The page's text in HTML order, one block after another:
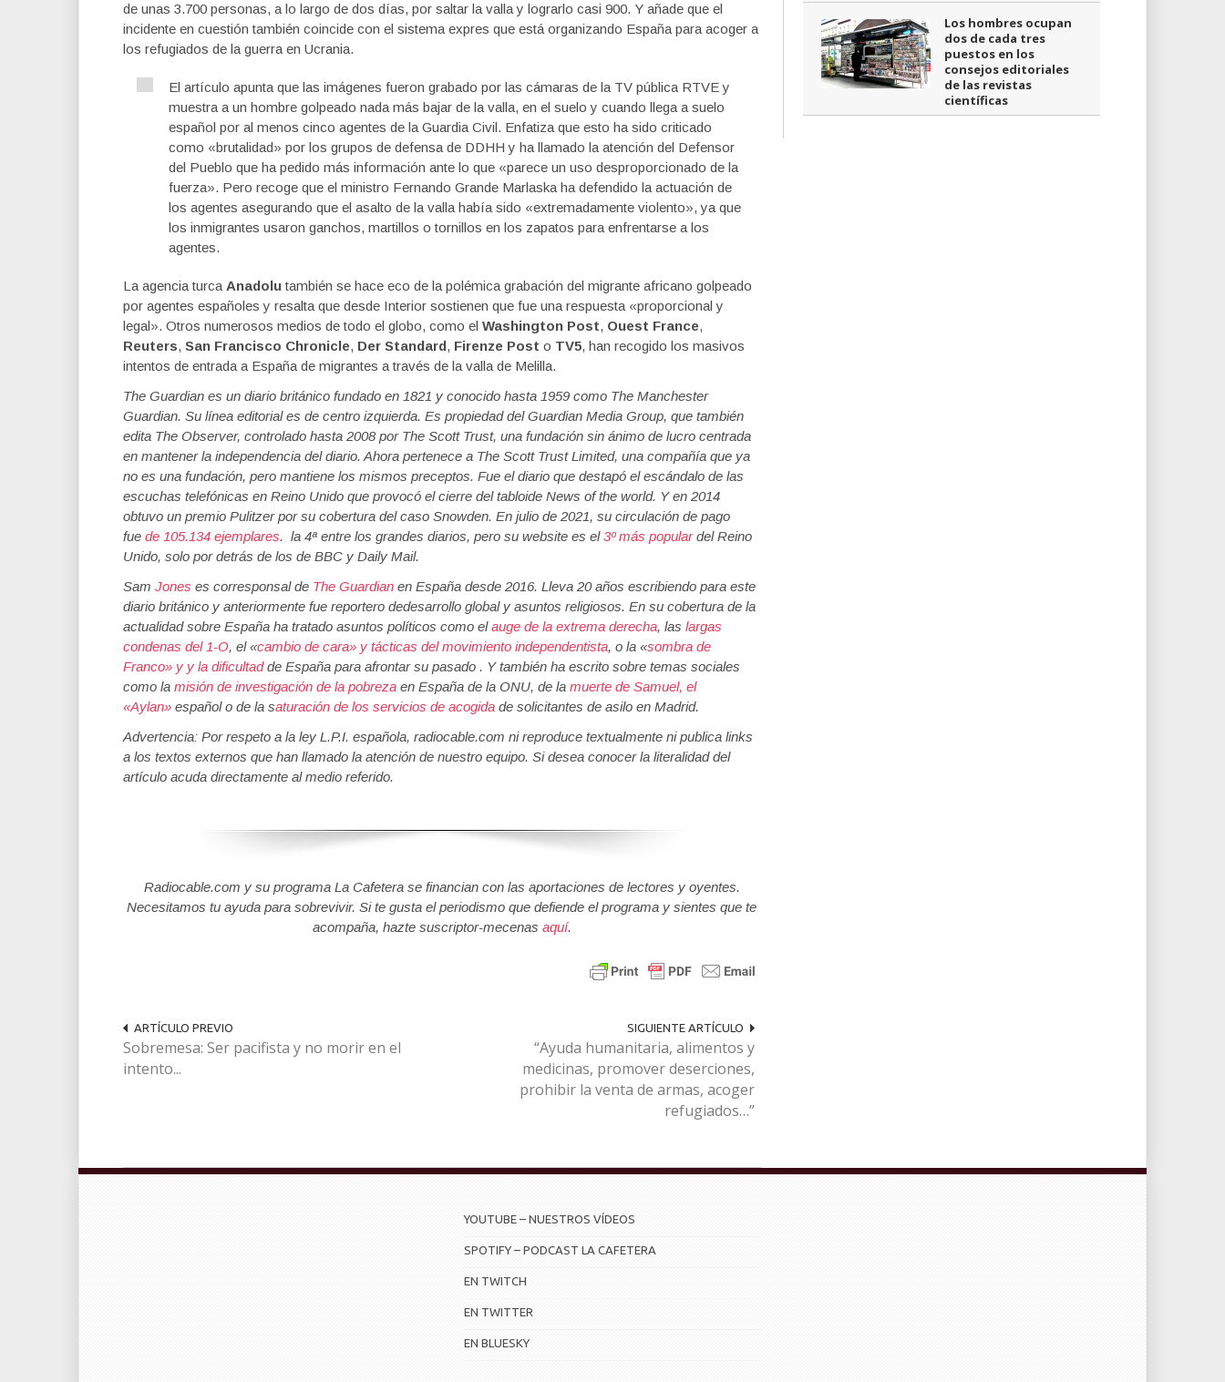
de unas 3.700 personas, a lo largo de dos días, por saltar la valla y lograrlo casi 900. Y añade que el
incidente en cuestión también coincide con el sistema expres que está organizando España para acoger a
los refugiados de la guerra en Ucrania.
El artículo apunta que las imágenes fueron grabado por las cámaras de la TV pública RTVE y
muestra a un hombre golpeado nada más bajar de la valla, en el suelo y cuando llega a suelo
español por al menos cinco agentes de la Guardia Civil. Enfatiza que esto ha sido criticado
como «brutalidad» por los grupos de defensa de DDHH y ha llamado la atención del Defensor
del Pueblo que ha pedido más información ante lo que «parece un uso desproporcionado de la
fuerza». Pero recoge que el ministro Fernando Grande Marlaska ha defendido la actuación de
los agentes asegurando que el asalto de la valla había sido «extremadamente violento», ya que
los inmigrantes usaron ganchos, martillos o tornillos en los zapatos para enfrentarse a los
agentes.
La agencia turca Anadolutambién se hace eco de la polémica grabación del migrante africano golpeado
por agentes españoles y resalta que desde Interior sostienen que fue una respuesta «proporcional y
legal». Otros numerosos medios de todo el globo, como el Washington Post, Ouest France,
Reuters, San Francisco Chronicle, Der Standard, Firenze Post o TV5, han recogido los masivos
intentos de entrada a España de migrantes a través de la valla de Melilla.
The Guardian es un diario británico fundado en 1821 y conocido hasta 1959 como The Manchester
Guardian. Su línea editorial es de centro izquierda. Es propiedad del Guardian Media Group, que también
edita The Observer, controlado hasta 2008 por The Scott Trust, una fundación sin ánimo de lucro centrada
en mantener la independencia del diario. Ahora pertenece a The Scott Trust Limited, una compañía que ya
no es una fundación, pero mantiene los mismos preceptos. Fue el diario que destapó el escándalo de las
escuchas telefónicas en Reino Unido que provocó el cierre del tabloide News of the world. Y en 2014
obtuvo un premio Pulitzer por su cobertura del caso Snowden. En julio de 2021, su circulación de pago
fue de 105.134 ejemplares. la 4ª entre los grandes diarios, pero su website es el3º más populardel Reino
Unido, solo por detrás de los de BBC y Daily Mail.
Sam Jones es corresponsal de The Guardian en España desde 2016. Lleva 20 años escribiendo para este
diario británico y anteriormente fue reportero dedesarrollo global y asuntos religiosos. En su cobertura de la
actualidad sobre España ha tratado asuntos políticos como elauge de la extrema derecha, las largas
condenas del 1-O, el «cambio de cara» y tácticas del movimiento independentista, o la «sombra de
Franco» y y la dificultadde España para afrontar su pasado . Y también ha escrito sobre temas sociales
como la misión de investigación de la pobreza en España de la ONU, de la muerte de Samuel, el
«Aylan» español o de la saturación de los servicios de acogida de solicitantes de asilo en Madrid.
Advertencia: Por respeto a la ley L.P.I. española, radiocable.com ni reproduce textualmente ni publica links
a los textos externos que han llamado la atención de nuestro equipo. Si desea conocer la literalidad del
artículo acuda directamente al medio referido.
Radiocable.com y su programa La Cafetera se financian con las aportaciones de lectores y oyentes.
Necesitamos tu ayuda para sobrevivir. Si te gusta el periodismo que defiende el programa y sientes que te
acompaña, hazte suscriptor-mecenas aquí.
ARTÍCULO PREVIO
Sobremesa: Ser pacifista y no morir en el
intento...
SIGUIENTE ARTÍCULO
“Ayuda humanitaria, alimentos y
medicinas, promover deserciones,
prohibir la venta de armas, acoger
refugiados…”
Los hombres ocupan
dos de cada tres
puestos en los
consejos editoriales
de las revistas
científicas
YOUTUBE – NUESTROS VÍDEOS
SPOTIFY – PODCAST LA CAFETERA
EN TWITCH
EN TWITTER
EN BLUESKY